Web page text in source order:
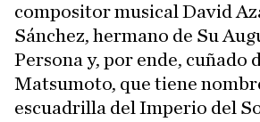
compositor musical David
Sánchez, hermano de Su
Persona y, por ende, cuñado
Matsumoto, que tiene
escuadrilla del Imperio del